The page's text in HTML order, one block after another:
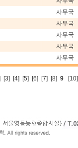
사무국
사무국
사무국
사무국
사무국
[3] [4] [5] [6] [7] [8] 9[10]